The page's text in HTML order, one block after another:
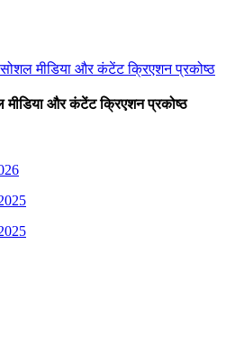
सोशल मीडिया और कंटेंट क्रिएशन प्रकोष्ठ
मीडिया और कंटेंट क्रिएशन प्रकोष्ठ